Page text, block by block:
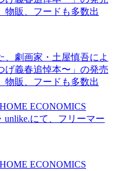
物販、フードも多数出
、劇画家・土屋慎吾によ
げ義春追悼本〜」の発売
物販、フードも多数出
ECONOMICS
にて、フリーマー
ECONOMICS